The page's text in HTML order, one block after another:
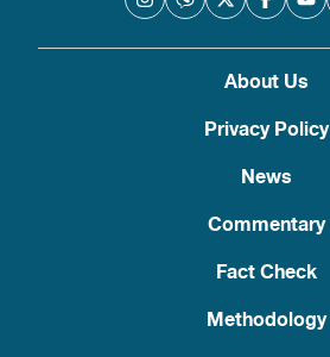
About Us
Privacy Policy
News
Commentary
Fact Check
Methodology